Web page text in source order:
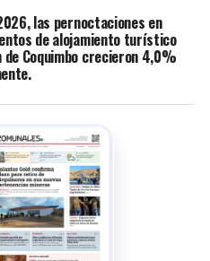
las pernoctaciones en
de alojamiento turístico
de Coquimbo crecieron 4,0%